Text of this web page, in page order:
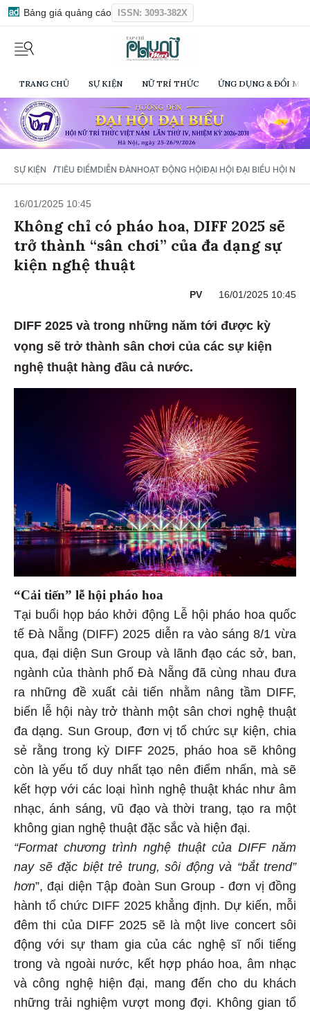
Bảng giá quảng cáo ISSN: 3093-382X
TRANG CHỦ SỰ KIỆN NỮ TRÍ THỨC ỨNG DỤNG & ĐỔI
SỰ KIỆN /TIÊU ĐIỂMDIỄN ĐÀNHOẠT ĐỘNG HỘIĐẠI HỘI ĐẠI BIỂU HỘI NỮ
16/01/2025 10:45
Không chỉ có pháo hoa, DIFF 2025 sẽ
trở thành “sân chơi” của đa dạng sự
kiện nghệ thuật
PV 16/01/2025 10:45
DIFF 2025 và trong những năm tới được kỳ
vọng sẽ trở thành sân chơi của các sự kiện
nghệ thuật hàng đầu cả nước.
“Cải tiến” lễ hội pháo hoa
Tại buổi họp báo khởi động Lễ hội pháo hoa quốc
tế Đà Nẵng (DIFF) 2025 diễn ra vào sáng 8/1 vừa
qua, đại diện Sun Group và lãnh đạo các sở, ban,
ngành của thành phố Đà Nẵng đã cùng nhau đưa
ra những đề xuất cải tiến nhằm nâng tầm DIFF,
biến lễ hội này trở thành một sân chơi nghệ thuật
đa dạng. Sun Group, đơn vị tổ chức sự kiện, chia
sẻ rằng trong kỳ DIFF 2025, pháo hoa sẽ không
còn là yếu tố duy nhất tạo nên điểm nhấn, mà sẽ
kết hợp với các loại hình nghệ thuật khác như âm
nhạc, ánh sáng, vũ đạo và thời trang, tạo ra một
không gian nghệ thuật đặc sắc và hiện đại.
“Format chương trình nghệ thuật của DIFF năm
nay sẽ đặc biệt trẻ trung, sôi động và “bắt trend”
hơn”, đại diện Tập đoàn Sun Group - đơn vị đồng
hành tổ chức DIFF 2025 khẳng định. Dự kiến, mỗi
đêm thi của DIFF 2025 sẽ là một live concert sôi
động với sự tham gia của các nghệ sĩ nổi tiếng
trong và ngoài nước, kết hợp pháo hoa, âm nhạc
và công nghệ hiện đại, mang đến cho du khách
những trải nghiệm vượt mong đợi. Không gian tổ